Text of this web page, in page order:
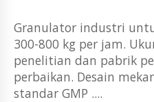
Granulator industri
300-800 kg per jam.
penelitian dan pabrik
perbaikan. Desain
standar GMP ....